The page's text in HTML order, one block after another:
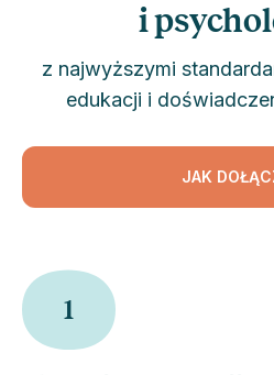
i
z najwyższymi
edukacji i
JAK
1